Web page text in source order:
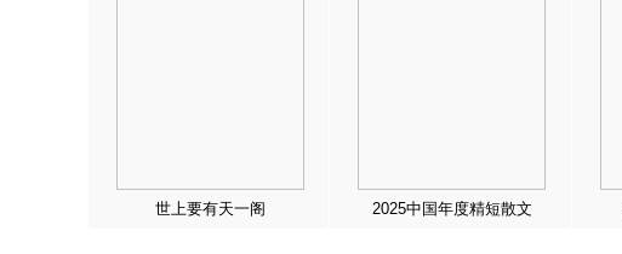
世上要有天一阁 2025中国年度精短散文